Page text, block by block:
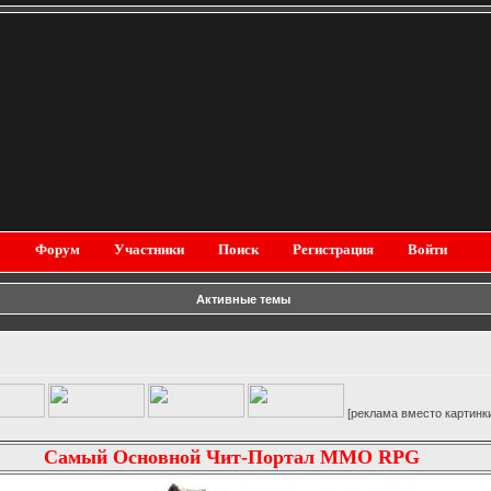
Форум Участники Поиск Регистрация Войти
Активные темы
[реклама вместо картинки]
Самый Основной Чит-Портал MMO RPG